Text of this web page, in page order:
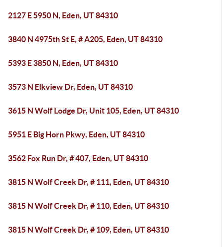
2127 E 5950 N, Eden, UT 84310
3840 N 4975th St E, # A205, Eden, UT 84310
5393 E 3850 N, Eden, UT 84310
3573 N Elkview Dr, Eden, UT 84310
3615 N Wolf Lodge Dr, Unit 105, Eden, UT 84310
5951 E Big Horn Pkwy, Eden, UT 84310
3562 Fox Run Dr, # 407, Eden, UT 84310
3815 N Wolf Creek Dr, # 111, Eden, UT 84310
3815 N Wolf Creek Dr, # 110, Eden, UT 84310
3815 N Wolf Creek Dr, # 109, Eden, UT 84310